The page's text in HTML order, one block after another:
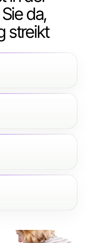
da,
streikt